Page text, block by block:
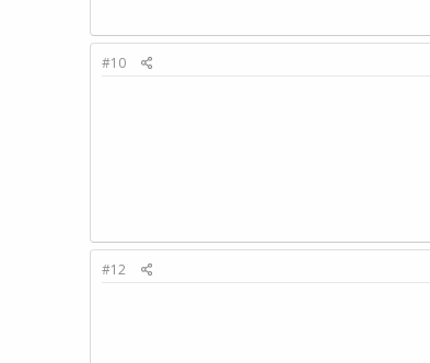
#10
#12